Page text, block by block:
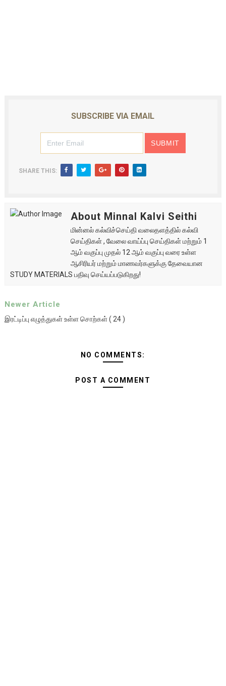
SUBSCRIBE VIA EMAIL
SHARE THIS:
About Minnal Kalvi Seithi
மின்னல் கல்விச்செய்தி வலைதளத்தில் கல்வி
செய்திகள் , வேலை வாய்ப்பு செய்திகள் மற்றும் 1
ஆம் வகுப்பு முதல் 12 ஆம் வகுப்பு வரை உள்ள
ஆசிரியர் மற்றும் மாணவர்களுக்கு தேவையான
STUDY MATERIALS பதிவு செய்யப்படுகிறது!
Newer Article
இரட்டிப்பு எழுத்துகள் உள்ள சொற்கள் ( 24 )
NO COMMENTS:
POST A COMMENT